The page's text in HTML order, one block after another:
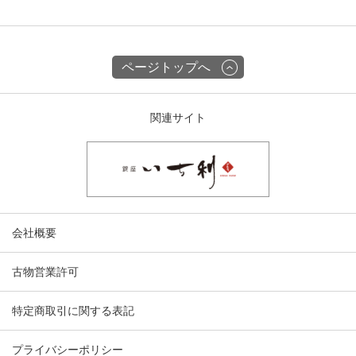
ページトップへ
関連サイト
会社概要
古物営業許可
特定商取引に関する表記
プライバシーポリシー